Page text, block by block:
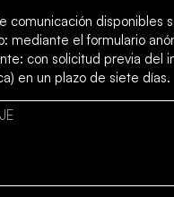
comunicación disponibles
mediante el formulario
con solicitud previa del
en un plazo de siete días.